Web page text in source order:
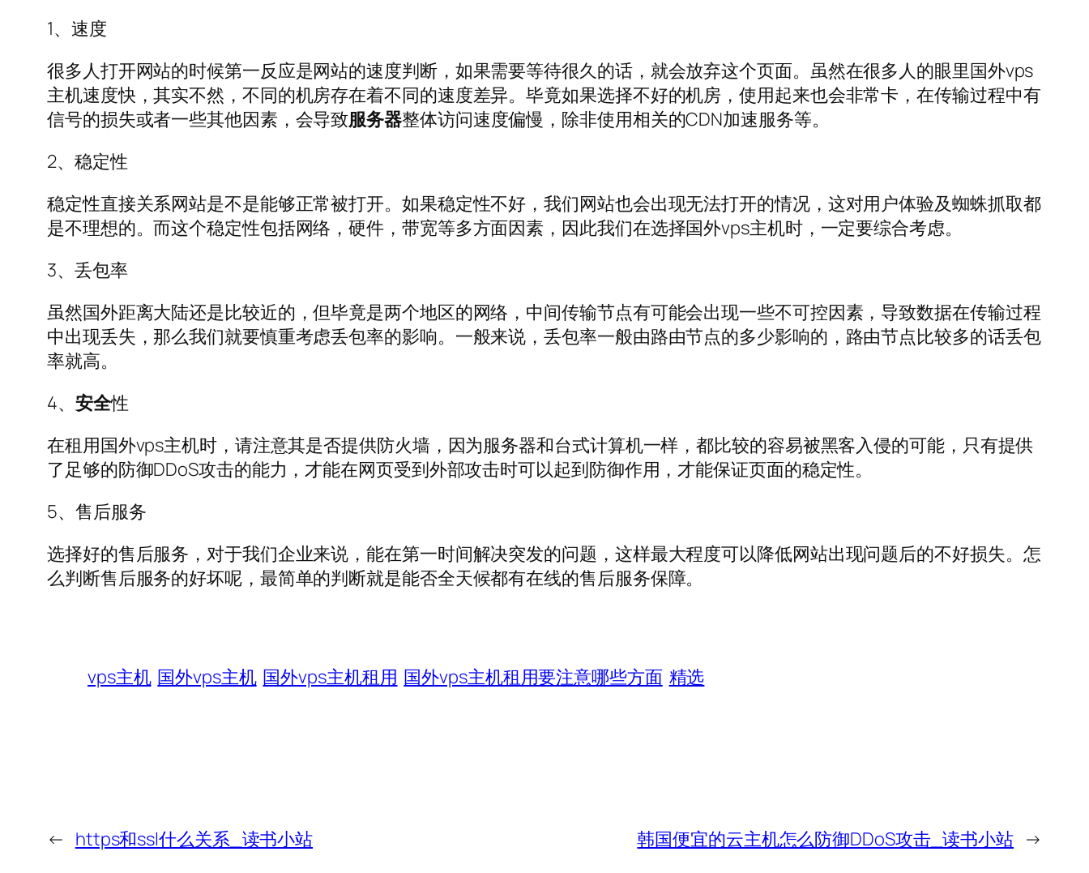
1、速度
很多人打开网站的时候第一反应是网站的速度判断，如果需要等待很久的话，就会放弃这个页面。虽然在很多人的眼里国外vps
主机速度快，其实不然，不同的机房存在着不同的速度差异。毕竟如果选择不好的机房，使用起来也会非常卡，在传输过程中有
信号的损失或者一些其他因素，会导致服务器整体访问速度偏慢，除非使用相关的CDN加速服务等。
2、稳定性
稳定性直接关系网站是不是能够正常被打开。如果稳定性不好，我们网站也会出现无法打开的情况，这对用户体验及蜘蛛抓取都
是不理想的。而这个稳定性包括网络，硬件，带宽等多方面因素，因此我们在选择国外vps主机时，一定要综合考虑。
3、丢包率
虽然国外距离大陆还是比较近的，但毕竟是两个地区的网络，中间传输节点有可能会出现一些不可控因素，导致数据在传输过程
中出现丢失，那么我们就要慎重考虑丢包率的影响。一般来说，丢包率一般由路由节点的多少影响的，路由节点比较多的话丢包
率就高。
4、安全性
在租用国外vps主机时，请注意其是否提供防火墙，因为服务器和台式计算机一样，都比较的容易被黑客入侵的可能，只有提供
了足够的防御DDoS攻击的能力，才能在网页受到外部攻击时可以起到防御作用，才能保证页面的稳定性。
5、售后服务
选择好的售后服务，对于我们企业来说，能在第一时间解决突发的问题，这样最大程度可以降低网站出现问题后的不好损失。怎
么判断售后服务的好坏呢，最简单的判断就是能否全天候都有在线的售后服务保障。
vps主机 国外vps主机 国外vps主机租用 国外vps主机租用要注意哪些方面 精选
← https和ssl什么关系_读书小站 韩国便宜的云主机怎么防御DDoS攻击_读书小站 →